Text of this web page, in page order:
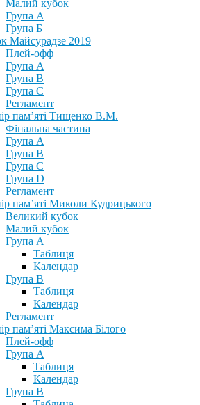
Малий кубок
Група А
Група Б
Майсурадзе 2019
Плей-офф
Група А
Група В
Група С
Регламент
пам’яті Тищенко В.М.
Фінальна частина
Група А
Група В
Група С
Група D
Регламент
пам’яті Миколи Кудрицького
Великий кубок
Малий кубок
Група А
Таблиця
Календар
Група В
Таблиця
Календар
Регламент
пам’яті Максима Білого
Плей-офф
Група А
Таблиця
Календар
Група В